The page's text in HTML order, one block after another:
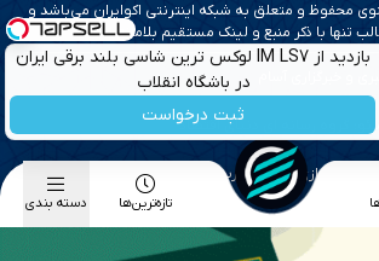
بازدید از IM LS7 لوکس ترین شاسی بلند برقی ایران
در باشگاه انقلاب
ثبت درخواست
محفوظ و متعلق به شبکه اینترنتی اکوایران می‌باشد و
تنها با ذکر منبع و لینک مستقیم بلامانع است.
گروه رسانه ای دنیای اقتصاد
پیاده سازی؛ برآیند تجربه
تازه‌ترین‌ها دسته بندی